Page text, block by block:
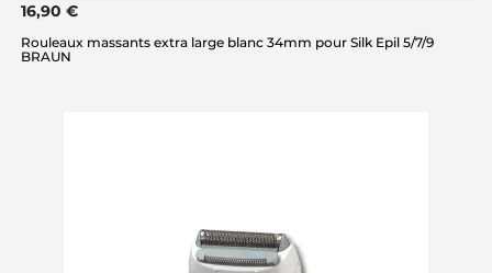
16,90 €
Rouleaux massants extra large blanc 34mm pour Silk Epil 5/7/9
BRAUN